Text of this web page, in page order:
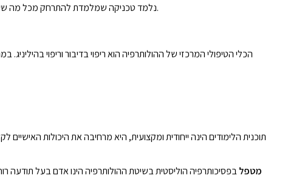
נלמד טכניקה שמלמדת להתרחק מכל מה ששואב אותנו למטה, ומסיט מהדרך לחיים של מימוש עצמי. השיעור מלמד כלי טיפולי משמעותי – את עקרונות התנועה הנכונים בדרך למימוש עצמי והחלמה.
הכלי הטיפולי המרכזי של ההולותרפיה הוא ריפוי בדיבור וריפוי
תוכנית הלימודים הינה ייחודית ומקצועית, היא מרחיבה את היכולות
מטפלבפסיכותרפיה הוליסטית בשיטת ההולותרפיה הינו אדם בעל תודעה